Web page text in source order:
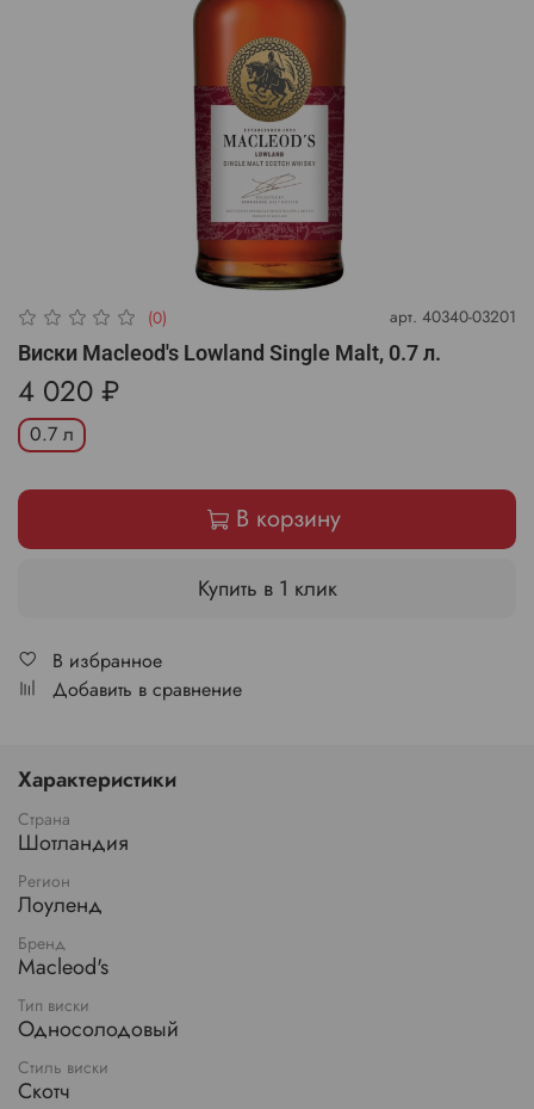
(0) арт. 40340-03201
Виски Macleod's Lowland Single Malt, 0.7 л.
4 020 ₽
0.7 л
В корзину
Купить в 1 клик
В избранное
Добавить в сравнение
Характеристики
Страна
Шотландия
Регион
Лоуленд
Бренд
Macleod's
Тип виски
Односолодовый
Стиль виски
Скотч